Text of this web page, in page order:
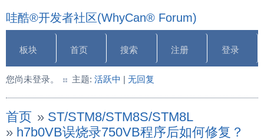
哇酷®开发者社区(WhyCan® Forum)
板块 首页 搜索 注册 登录
您尚未登录。 主题: 活跃中 | 无回复
首页 » ST/STM8/STM8S/STM8L
» h7b0VB误烧录750VB程序后如何修复？